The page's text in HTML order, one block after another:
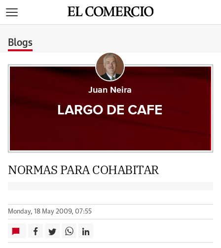
Blogs
Juan Neira
LARGO DE CAFE
NORMAS PARA COHABITAR
Monday, 18 May 2009, 07:55